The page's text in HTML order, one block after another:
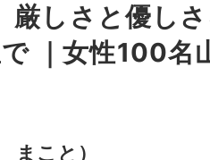
厳しさと優し
｜女性100名
こと）